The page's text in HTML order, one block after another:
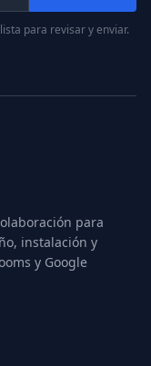
para revisar y enviar.
para
instalación y
y Google